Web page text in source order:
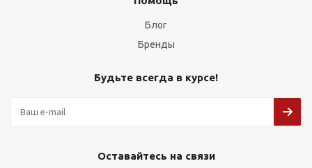
Блог
Бренды
Будьте всегда в курсе!
Оставайтесь на связи